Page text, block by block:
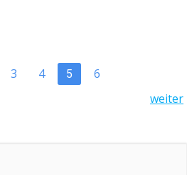
Page
3 Page
4 Page
5 Page
6
weiter